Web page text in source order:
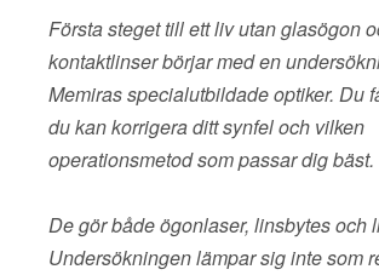
Första steget till ett liv utan glasögon
kontaktlinser börjar med en
Memiras specialutbildade optiker. Du
du kan korrigera ditt synfel och vilken
operationsmetod som passar dig bäst.
De gör både ögonlaser, linsbytes och
Undersökningen lämpar sig inte som